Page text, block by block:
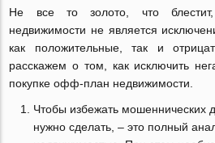
Не все то золото, что
недвижимости не является
как положительные, так и
расскажем о том, как исключить
покупке офф-план недвижимости.
Чтобы избежать мошеннических
нужно сделать, – это полный